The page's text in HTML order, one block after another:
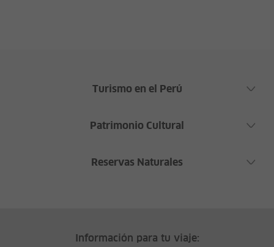
Turismo en el Perú
Patrimonio Cultural
Reservas Naturales
Información para tu viaje: